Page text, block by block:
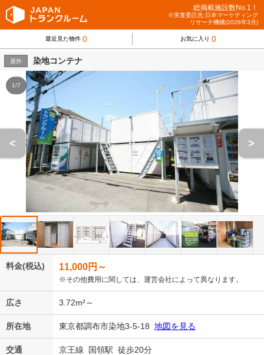
総掲載施設数No.1！
※実査委託先:日本マーケティング
リサーチ機構(2026年3月)
最近見た物件 0 お気に入り 0
屋外 染地コンテナ
1/7
< >
料金(税込) 11,000円～
※その他費用に関しては、運営会社によって異なります。
広さ 3.72m²～
所在地 東京都調布市染地3-5-18 地図を見る
交通 京王線 国領駅 徒歩20分